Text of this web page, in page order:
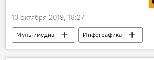
13 октября 2019, 18:27
Мультимедиа Инфографика